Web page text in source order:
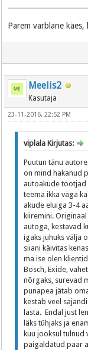
Parem varblane
Meelis2
Kasutaja
23-11-2016, 22:52 PM
viplala Kirjutas:
Puutun tänu
on mind hakanud
autoakude tootjad
teema ikka väga
akude eluiga 3-4
kiiremini.
autoga, kestavad
igaks juhuks välja
siiani käivitas
ma ise olen
Bosch, Exide,
nõrgaks, surevad
punapea jätab
kestab veel
lasta. Endal just
läks tühjaks ja
kuu jooksul tulnud
paigaldatud paar